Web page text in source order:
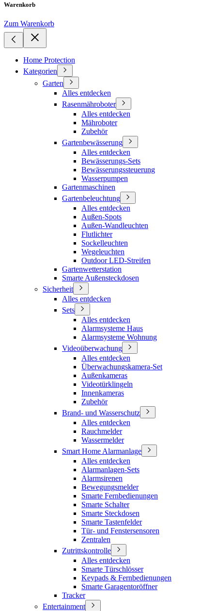
Warenkorb
Zum Warenkorb
Home Protection
Kategorien
Garten
Alles entdecken
Rasenmähroboter
Alles entdecken
Mähroboter
Zubehör
Gartenbewässerung
Alles entdecken
Bewässerungs-Sets
Bewässerungssteuerung
Wasserpumpen
Gartenmaschinen
Gartenbeleuchtung
Alles entdecken
Außen-Spots
Außen-Wandleuchten
Flutlichter
Sockelleuchten
Wegeleuchten
Outdoor LED-Streifen
Gartenwetterstation
Smarte Außensteckdosen
Sicherheit
Alles entdecken
Sets
Alles entdecken
Alarmsysteme Haus
Alarmsysteme Wohnung
Videoüberwachung
Alles entdecken
Überwachungskamera-Set
Außenkameras
Videotürklingeln
Innenkameras
Zubehör
Brand- und Wasserschutz
Alles entdecken
Rauchmelder
Wassermelder
Smart Home Alarmanlage
Alles entdecken
Alarmanlagen-Sets
Alarmsirenen
Bewegungsmelder
Smarte Fernbedienungen
Smarte Schalter
Smarte Steckdosen
Smarte Tastenfelder
Tür- und Fenstersensoren
Zentralen
Zutrittskontrolle
Alles entdecken
Smarte Türschlösser
Keypads & Fernbedienungen
Smarte Garagentoröffner
Tracker
Entertainment